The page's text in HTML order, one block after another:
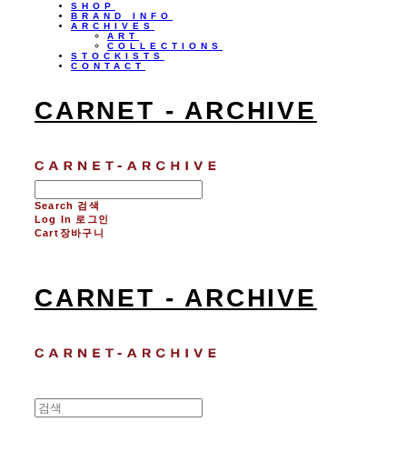
SHOP
BRAND INFO
ARCHIVES
ART
COLLECTIONS
STOCKISTS
CONTACT
CARNET - ARCHIVE
Search 검색
Log In
로그인
Cart장바구니
CARNET - ARCHIVE